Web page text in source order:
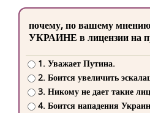
почему, по вашему
УКРАИНЕ в лицензии на
1. Уважает Путина.
2. Боится увеличить
3. Никому не дает такие
4. Боится нападения